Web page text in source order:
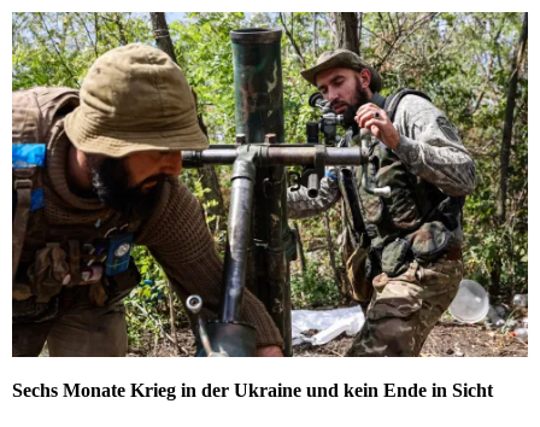
Sechs Monate Krieg in der Ukraine und kein Ende in Sicht